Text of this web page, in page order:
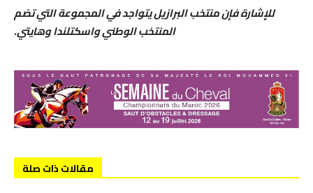
للإشارة فإن منتخب البرازيل يتواجد في المجموعة التي تضم
المنتخب الوطني واسكتلندا وهايتي.
مقالات ذات صلة